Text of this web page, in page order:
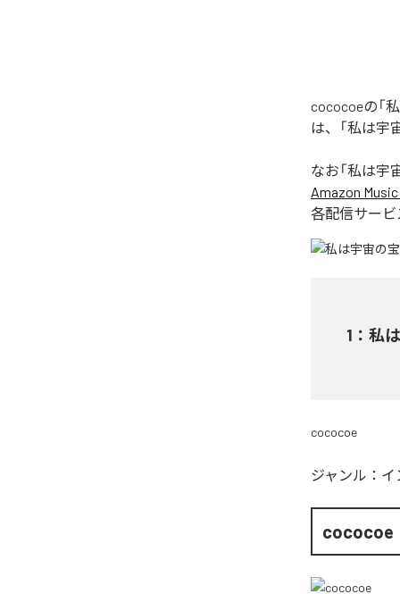
cococoeの「
は、「私は宇
なお「私は宇
Amazon
各配信サービ
1 ： 私
cococoe
ジャンル： イ
cococoe